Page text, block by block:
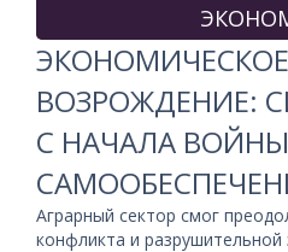
ЭКОНОМИЧЕСКОЕ
ВОЗРОЖДЕНИЕ:
С НАЧАЛА
Аграрный сектор смог
конфликта и разрушительной